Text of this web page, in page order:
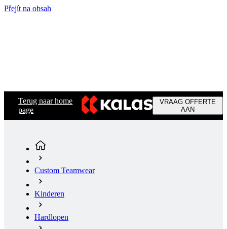
Přejít na obsah
Terug naar home
page
VRAAG OFFERTE
AAN
Custom Teamwear
Kinderen
Hardlopen